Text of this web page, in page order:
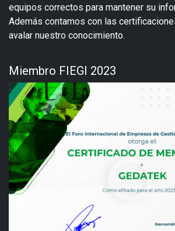
equipos correctos para mantener su
Además contamos con las
avalar nuestro conocimiento.
Miembro FIEGI 2023